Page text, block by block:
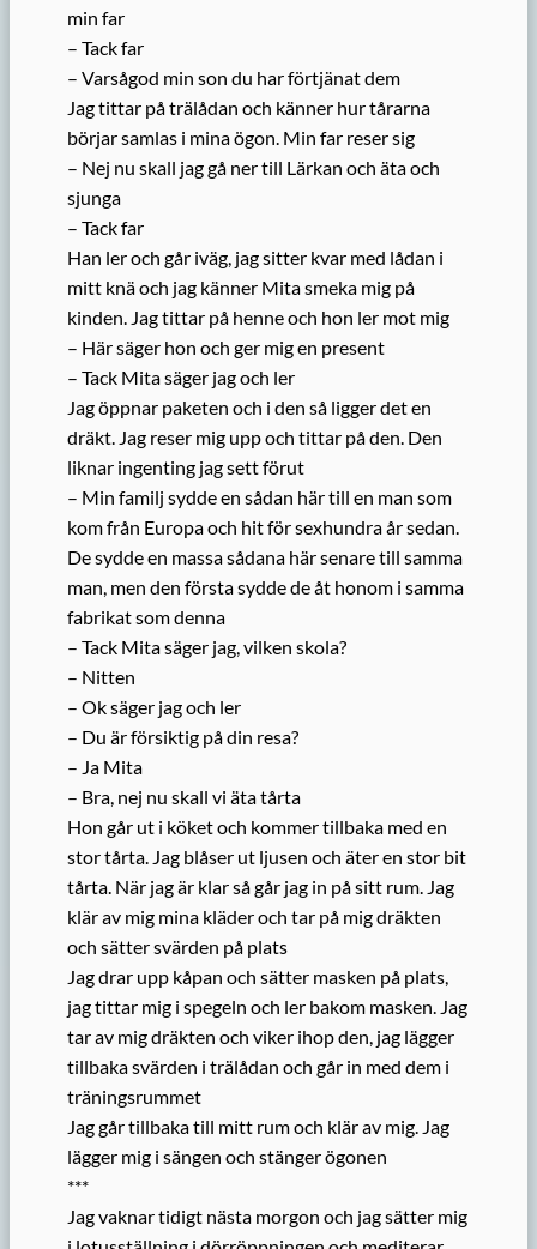
min far
– Tack far
– Varsågod min son du har förtjänat dem
Jag tittar på trälådan och känner hur tårarna
börjar samlas i mina ögon. Min far reser sig
– Nej nu skall jag gå ner till Lärkan och äta och
sjunga
– Tack far
Han ler och går iväg, jag sitter kvar med lådan i
mitt knä och jag känner Mita smeka mig på
kinden. Jag tittar på henne och hon ler mot mig
– Här säger hon och ger mig en present
– Tack Mita säger jag och ler
Jag öppnar paketen och i den så ligger det en
dräkt. Jag reser mig upp och tittar på den. Den
liknar ingenting jag sett förut
– Min familj sydde en sådan här till en man som
kom från Europa och hit för sexhundra år sedan.
De sydde en massa sådana här senare till samma
man, men den första sydde de åt honom i samma
fabrikat som denna
– Tack Mita säger jag, vilken skola?
– Nitten
– Ok säger jag och ler
– Du är försiktig på din resa?
– Ja Mita
– Bra, nej nu skall vi äta tårta
Hon går ut i köket och kommer tillbaka med en
stor tårta. Jag blåser ut ljusen och äter en stor bit
tårta. När jag är klar så går jag in på sitt rum. Jag
klär av mig mina kläder och tar på mig dräkten
och sätter svärden på plats
Jag drar upp kåpan och sätter masken på plats,
jag tittar mig i spegeln och ler bakom masken. Jag
tar av mig dräkten och viker ihop den, jag lägger
tillbaka svärden i trälådan och går in med dem i
träningsrummet
Jag går tillbaka till mitt rum och klär av mig. Jag
lägger mig i sängen och stänger ögonen
***
Jag vaknar tidigt nästa morgon och jag sätter mig